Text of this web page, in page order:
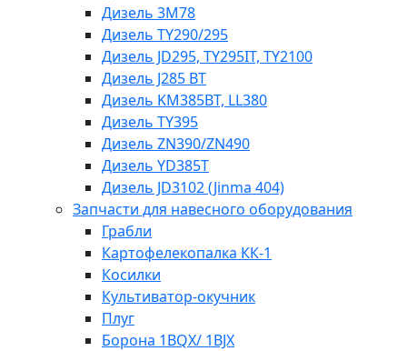
Дизель 3М78
Дизель TY290/295
Дизель JD295, TY295IT, TY2100
Дизель J285 BT
Дизель KM385BT, LL380
Дизель TY395
Дизель ZN390/ZN490
Дизель YD385T
Дизель JD3102 (Jinma 404)
Запчасти для навесного оборудования
Грабли
Картофелекопалка КК-1
Косилки
Культиватор-окучник
Плуг
Борона 1BQX/ 1BJX